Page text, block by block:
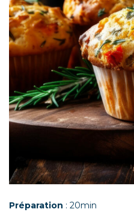
Préparation : 20min